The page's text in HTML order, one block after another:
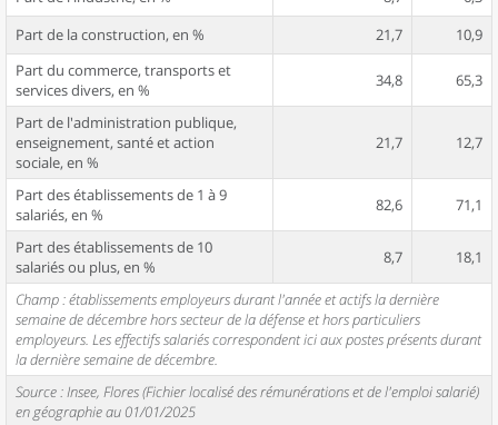
Part de la construction, en %
21,7
10,9
Part du commerce, transports et
services divers, en %
34,8 65,3
Part de l'administration publique,
enseignement, santé et action
sociale, en %
21,7 12,7
Part des établissements de 1 à 9
salariés, en %
82,6 71,1
Part des établissements de 10
salariés ou plus, en %
8,7 18,1
Champ : établissements employeurs durant l'année et actifs la dernière
semaine de décembre hors secteur de la défense et hors particuliers
employeurs. Les effectifs salariés correspondent ici aux postes présents durant
la dernière semaine de décembre.
Source : Insee, Flores (Fichier localisé des rémunérations et de l'emploi salarié)
en géographie au 01/01/2025